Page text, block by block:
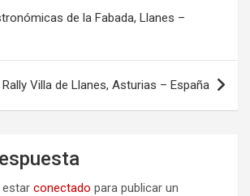
de la Fabada, Llanes –
Rally Villa de Llanes, Asturias – España
estar conectado para publicar un